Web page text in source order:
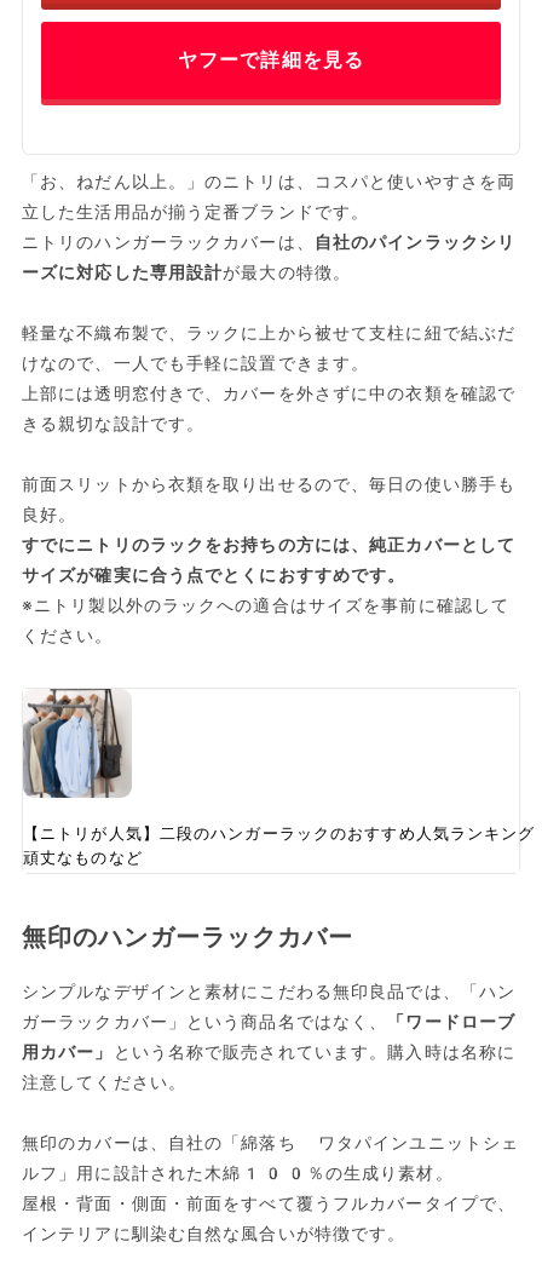
ヤフーで詳細を見る
「お、ねだん以上。」のニトリは、コスパと使いやすさを両
立した生活用品が揃う定番ブランドです。
ニトリのハンガーラックカバーは、
自社のパインラックシリ
ーズに対応した専用設計が最大の特徴。
軽量な不織布製で、ラックに上から被せて支柱に紐で結ぶだ
けなので、一人でも手軽に設置できます。
上部には透明窓付きで、カバーを外さずに中の衣類を確認で
きる親切な設計です。
前面スリットから衣類を取り出せるので、毎日の使い勝手も
良好。
すでにニトリのラックをお持ちの方には、純正カバーとして
サイズが確実に合う点でとくにおすすめです。
※ニトリ製以外のラックへの適合はサイズを事前に確認して
ください。
【ニトリが人気】二段のハンガーラックのおすすめ人気ランキ
頑丈なものなど
無印のハンガーラックカバー
シンプルなデザインと素材にこだわる無印良品では、「ハン
ガーラックカバー」という商品名ではなく、
「ワードローブ
用カバー」
という名称で販売されています。購入時は名称に
注意してください。
無印のカバーは、自社の「綿落ち ワタパインユニットシェ
ルフ」用に設計された木綿100％の生成り素材。
屋根・背面・側面・前面をすべて覆うフルカバータイプで、
インテリアに馴染む自然な風合いが特徴です。